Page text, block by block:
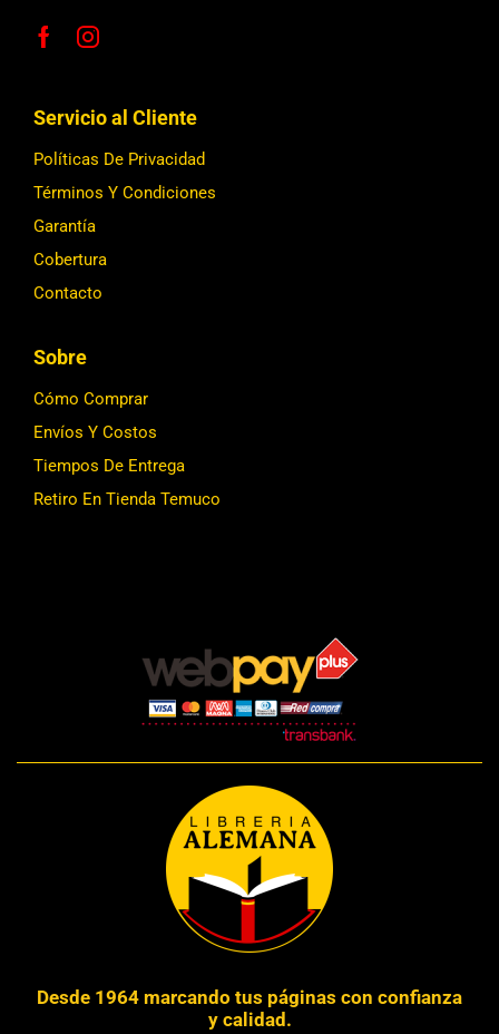
Servicio al Cliente
Políticas De Privacidad
Términos Y Condiciones
Garantía
Cobertura
Contacto
Sobre
Cómo Comprar
Envíos Y Costos
Tiempos De Entrega
Retiro En Tienda Temuco
Desde 1964 marcando tus páginas con confianza
y calidad.